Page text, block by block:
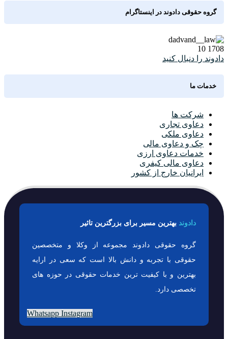
گروه حقوقی دادوند در اینستاگرام
1708
10
دادوند را دنبال کنید
خدمات ما
شرکت ها
دعاوی تجاری
دعاوی ملکی
چک و دعاوی مالی
خدمات دعاوی ارزی
دعاوی مالی کیفری
ایرانیان خارج از کشور
دادوند بهترین مسیر برای بزرگترین تاثیر
گروه حقوقی دادوند مجموعه از وکلا و متخصصین
حقوقی با تجربه و دانش بالا است که سعی در ارایه
بهترین و با کیفیت ترین خدمات حقوقی در حوزه های
تخصصی دارد.
Whatsapp Instagram